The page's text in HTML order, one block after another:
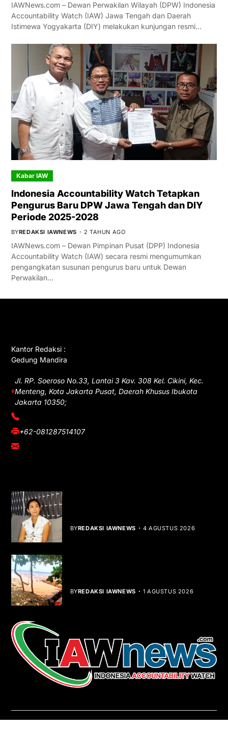
IAWNews.com – Dewan Perwakilan Wilayah (DPW) Indonesia
Accountability Watch (IAW) Jawa Tengah dan Daerah
Istimewa Yogyakarta (DIY) melakukan kunjungan resmi…
Kabar IAW
Indonesia Accountability Watch Tetapkan
Pengurus Baru DPW Jawa Tengah dan DIY
Periode 2025-2028
BYREDAKSI IAWNEWS 2 TAHUN AGO
IAWNews.com – Dewan Pimpinan Pusat (DPP) Indonesia
Accountability Watch (IAW) secara resmi mengumumkan
pengangkatan susunan pengurus baru untuk Dewan
Perwakilan…
Kantor Redaksi :
Gedung Mandira
Jl. RP. Soeroso No.33, Lantai 3 Kav. 308 Kel. Cikini, Kec.
Menteng, Kota Jakarta Pusat, Daerah Khusus Ibukota
Jakarta 10350;
(021) 3908026
+62-081287514107
adm@iawnews.com
BYREDAKSI IAWNEWS 4 AGUSTUS 2026
BYREDAKSI IAWNEWS 1 AGUSTUS 2026